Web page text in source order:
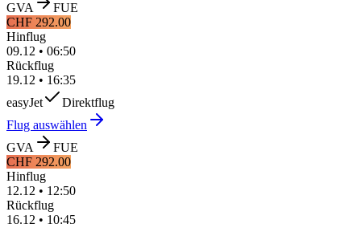
GVA
FUE
CHF 292.00
Hinflug
09.12 • 06:50
Rückflug
19.12 • 16:35
easyJet
Direktflug
Flug auswählen
GVA
FUE
CHF 292.00
Hinflug
12.12 • 12:50
Rückflug
16.12 • 10:45